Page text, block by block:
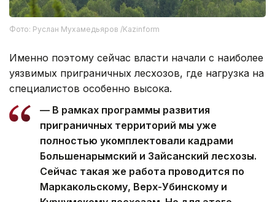
Фото: Руслан Мухамедьяров /Kazinform
Именно поэтому сейчас власти начали с наиболее
уязвимых приграничных лесхозов, где нагрузка на
специалистов особенно высока.
— В рамках программы развития
приграничных территорий мы уже
полностью укомплектовали кадрами
Большенарымский и Зайсанский лесхозы.
Сейчас такая же работа проводится по
Маркакольскому, Верх-Убинскому и